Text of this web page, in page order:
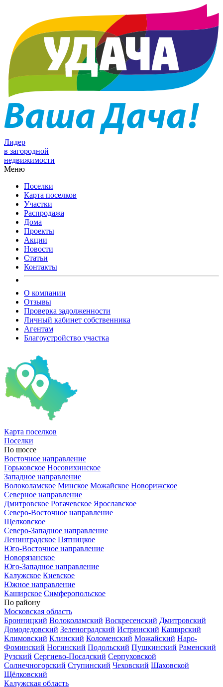
Лидер
в загородной
недвижимости
Меню
Поселки
Карта поселков
Участки
Распродажа
Дома
Проекты
Акции
Новости
Статьи
Контакты
О компании
Отзывы
Проверка задолженности
Личный кабинет собственника
Агентам
Благоустройство участка
Карта поселков
Поселки
По шоссе
Восточное направление
Горьковское Носовихинское
Западное направление
Волоколамское Минское Можайское Новорижское
Северное направление
Дмитровское Рогачевское Ярославское
Северо-Восточное направление
Щелковское
Северо-Западное направление
Ленинградское Пятницкое
Юго-Восточное направление
Новорязанское
Юго-Западное направление
Калужское Киевское
Южное направление
Каширское Симферопольское
По району
Московская область
Бронницкий Волоколамский Воскресенский Дмитровский
Домодедовский Зеленоградский Истринский Каширский
Климовский Клинский Коломенский Можайский Наро-
Фоминский Ногинский Подольский Пушкинский Раменский
Рузский Сергиево-Посадский Серпуховской
Солнечногорский Ступинский Чеховский Шаховской
Щёлковский
Калужская область